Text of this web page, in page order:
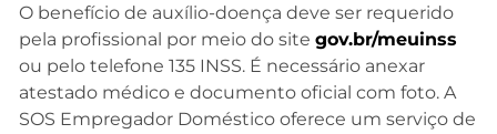
O benefício de auxílio-doença deve ser requerido
pela profissional por meio do site gov.br/meuinss
ou pelo telefone 135 INSS. É necessário anexar
atestado médico e documento oficial com foto. A
SOS Empregador Doméstico oferece um serviço de